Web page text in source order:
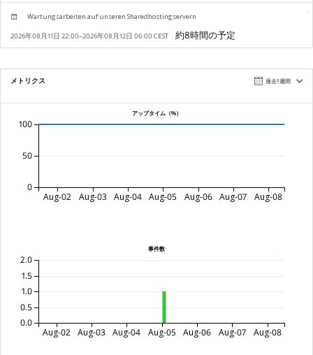
Wartungsarbeiten auf unseren Sharedhostingservern
2026年08月11日 22:00–2026年08月12日 06:00 CEST
メトリクス 過去1週間
アップタイム（%）
Aug-02 Aug-03 Aug-04 Aug-05 Aug-06 Aug-07 Aug-08
0
50
100
事件数
Aug-02 Aug-03 Aug-04 Aug-05 Aug-06 Aug-07 Aug-08
0.0
0.5
1.0
1.5
2.0